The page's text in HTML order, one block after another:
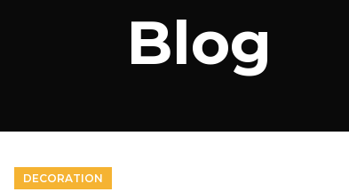
Blog
DECORATION